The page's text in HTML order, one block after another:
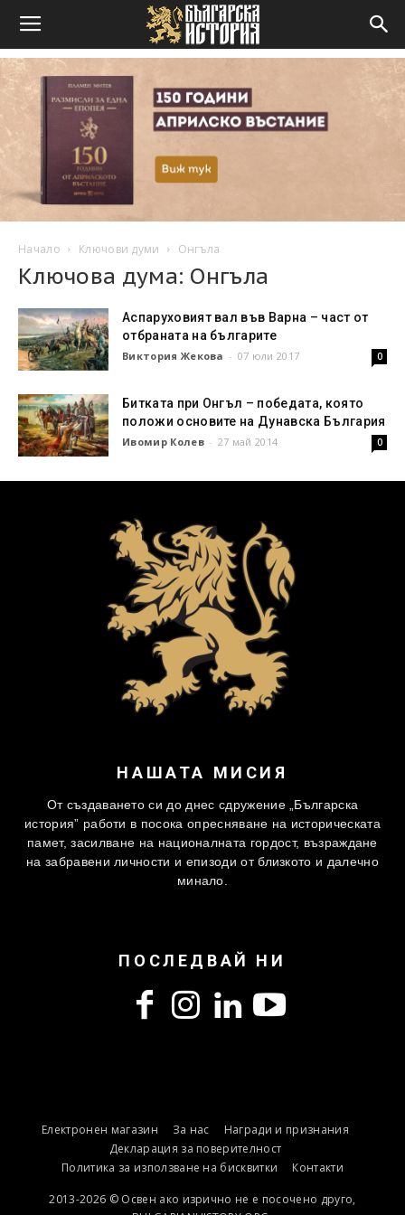
Начало Ключови думи Онгъла
Ключова дума: Онгъла
Аспаруховият вал във Варна – част от
отбраната на българите
Виктория Жекова - 07 юли 2017 0
Битката при Онгъл – победата, която
положи основите на Дунавска България
Ивомир Колев - 27 май 2014 0
НАШАТА МИСИЯ
От създаването си до днес сдружение „Българска
история” работи в посока опресняване на историческата
памет, засилване на националната гордост, възраждане
на забравени личности и епизоди от близкото и далечно
минало.
ПОСЛЕДВАЙ НИ
Електронен магазин За нас
Награди и признания
Декларация за поверителност
Политика за използване на бисквитки
Контакти
2013-2026 © Освен ако изрично не е посочено друго,